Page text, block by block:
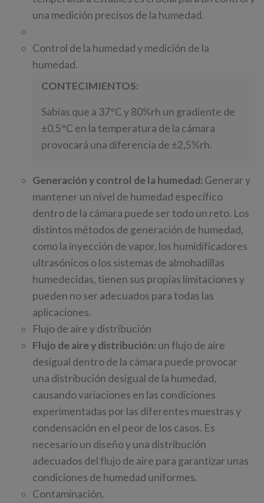
una medición precisos de la humedad.
Control de la humedad y medición de la
humedad.
CONTECIMIENTOS:
Sabías que a 37°C y 80%rh un gradiente de
±0,5°C en la temperatura de la cámara
provocará una diferencia de ±2,5%rh.
Generación y control de la humedad: Generar y
mantener un nivel de humedad específico
dentro de la cámara puede ser todo un reto. Los
distintos métodos de generación de humedad,
como la inyección de vapor, los humidificadores
ultrasónicos o los sistemas de almohadillas
humedecidas, tienen sus propias limitaciones y
pueden no ser adecuados para todas las
aplicaciones.
Flujo de aire y distribución
Flujo de aire y distribución: un flujo de aire
desigual dentro de la cámara puede provocar
una distribución desigual de la humedad,
causando variaciones en las condiciones
experimentadas por las diferentes muestras y
condensación en el peor de los casos. Es
necesario un diseño y una distribución
adecuados del flujo de aire para garantizar unas
condiciones de humedad uniformes.
Contaminación.